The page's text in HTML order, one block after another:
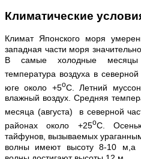
Климатические
Климат Японского моря
западная части моря
В самые холодные месяцы
температура воздуха в
юге около +5оС. Летний
влажный воздух. Средняя
месяца (августа) в северной
районах около +25оС. Осенью
тайфунов, вызываемых
волны имеют высоту 8-10 м,а